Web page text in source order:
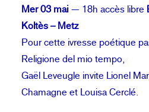
Mer 03 mai — 18h accès libre
Koltès – Metz
Pour cette ivresse poétique
Religione del mio tempo,
Gaël Leveugle invite Lionel
Chamagne et Louisa Cerclé.